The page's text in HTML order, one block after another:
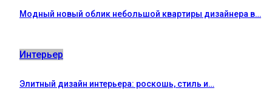
Модный новый облик небольшой квартиры дизайнера в…
Интерьер
Элитный дизайн интерьера: роскошь, стиль и…